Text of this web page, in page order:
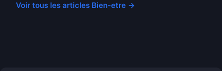
Voir tous les articles Bien-etre →